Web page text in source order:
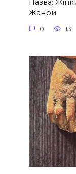
Назва:
Жанри
0 13